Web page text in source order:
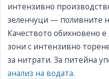
интензивно
зеленчуци — поливните
Качеството обикновено
зони с интензивно
за нитрати. За питейна
анализ на водата.